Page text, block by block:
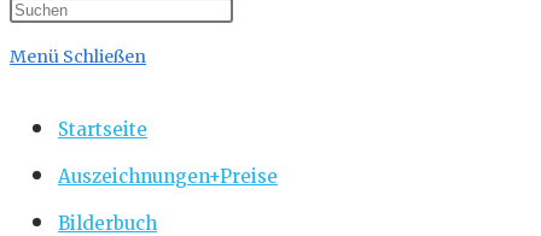
Menü Schließen
Startseite
Auszeichnungen+Preise
Bilderbuch